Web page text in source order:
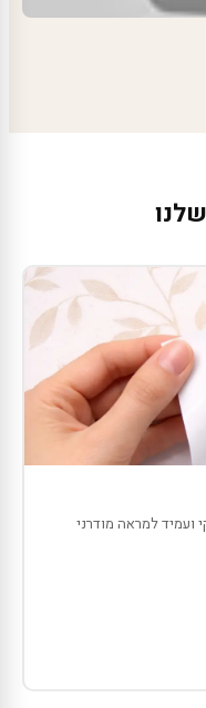
ועמיד למראה מודרני